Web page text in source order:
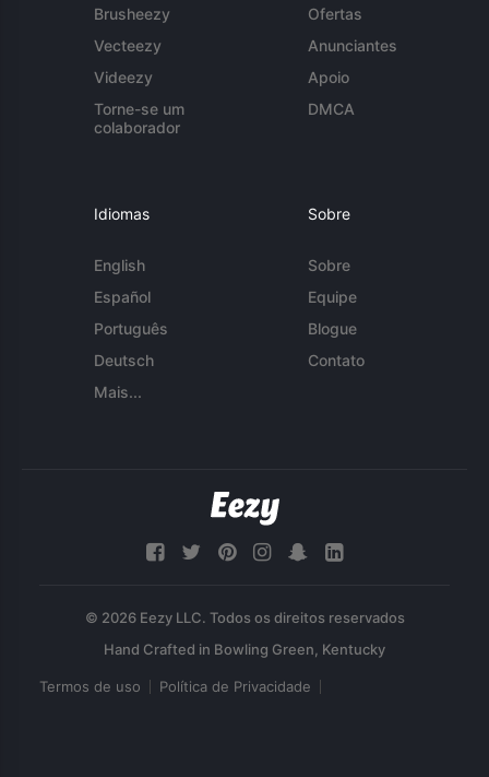
Brusheezy
Vecteezy
Videezy
Torne-se um
colaborador
Ofertas
Anunciantes
Apoio
DMCA
Idiomas
English
Español
Português
Deutsch
Mais...
Sobre
Sobre
Equipe
Blogue
Contato
© 2026 Eezy LLC. Todos os direitos reservados
Termos de uso Política de Privacidade